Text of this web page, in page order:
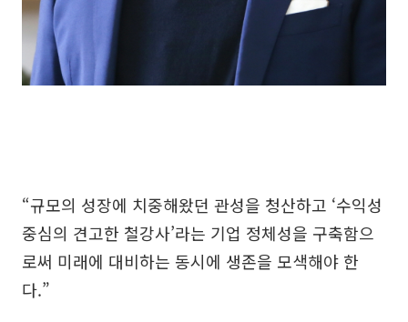
“규모의 성장에 치중해왔던 관성을 청산하고 ‘수익성
중심의 견고한 철강사’라는 기업 정체성을 구축함으
로써 미래에 대비하는 동시에 생존을 모색해야 한
다.”